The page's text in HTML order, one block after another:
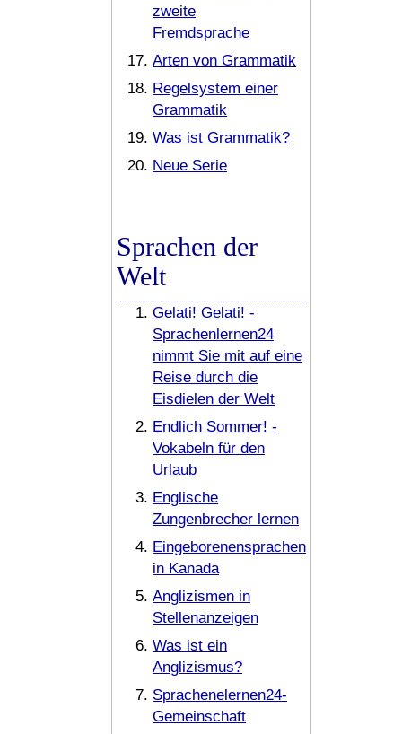
zweite
Fremdsprache
Arten von Grammatik
Regelsystem einer
Grammatik
Was ist Grammatik?
Neue Serie
Sprachen der
Welt
Gelati! Gelati! -
Sprachenlernen24
nimmt Sie mit auf eine
Reise durch die
Eisdielen der Welt
Endlich Sommer! -
Vokabeln für den
Urlaub
Englische
Zungenbrecher lernen
Eingeborenensprachen
in Kanada
Anglizismen in
Stellenanzeigen
Was ist ein
Anglizismus?
Sprachenelernen24-
Gemeinschaft